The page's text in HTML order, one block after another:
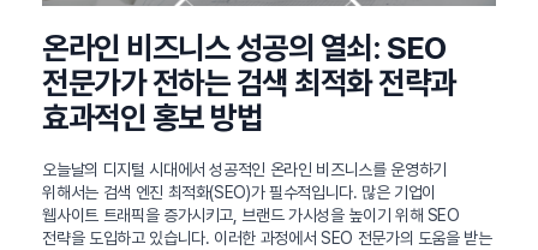
온라인 비즈니스 성공의 열쇠: SEO
전문가가 전하는 검색 최적화 전략과
효과적인 홍보 방법
오늘날의 디지털 시대에서 성공적인 온라인 비즈니스를 운영하기
위해서는 검색 엔진 최적화(SEO)가 필수적입니다. 많은 기업이
웹사이트 트래픽을 증가시키고, 브랜드 가시성을 높이기 위해 SEO
전략을 도입하고 있습니다. 이러한 과정에서 SEO 전문가의 도움을 받는